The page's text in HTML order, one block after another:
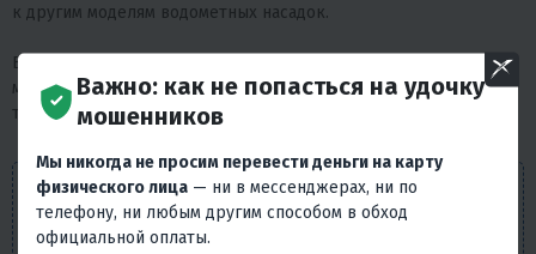
к другим моделям водометных насадок.
Водомётная насадка позволяет свободно перемещаться по
мелководью, не опасаясь повредить винт. Дополнительно
требуется приобрести смазку, шприц и помпу.
Внешний вид товара, его комплектация и
характеристики могут изменяться производителем без
предварительных уведомлений. Описание носит
Важно: как не попасться на удочку
мошенников
Мы никогда не просим перевести деньги на карту
физического лица — ни в мессенджерах, ни по
телефону, ни любым другим способом в обход
официальной оплаты.